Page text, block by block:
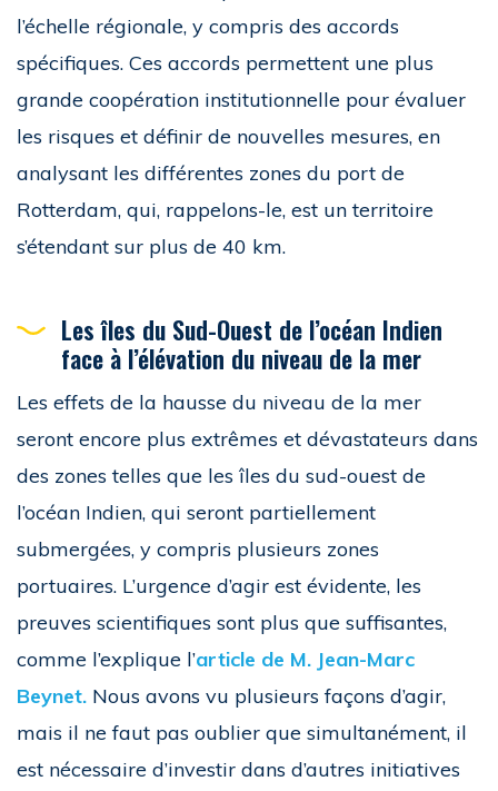
l’échelle régionale, y compris des accords
spécifiques. Ces accords permettent une plus
grande coopération institutionnelle pour évaluer
les risques et définir de nouvelles mesures, en
analysant les différentes zones du port de
Rotterdam, qui, rappelons-le, est un territoire
s’étendant sur plus de 40 km.
Les îles du Sud-Ouest de l’océan Indien
face à l’élévation du niveau de la mer
Les effets de la hausse du niveau de la mer
seront encore plus extrêmes et dévastateurs dans
des zones telles que les îles du sud-ouest de
l’océan Indien, qui seront partiellement
submergées, y compris plusieurs zones
portuaires. L’urgence d’agir est évidente, les
preuves scientifiques sont plus que suffisantes,
comme l’explique l’article de M. Jean-Marc
Beynet. Nous avons vu plusieurs façons d’agir,
mais il ne faut pas oublier que simultanément, il
est nécessaire d’investir dans d’autres initiatives